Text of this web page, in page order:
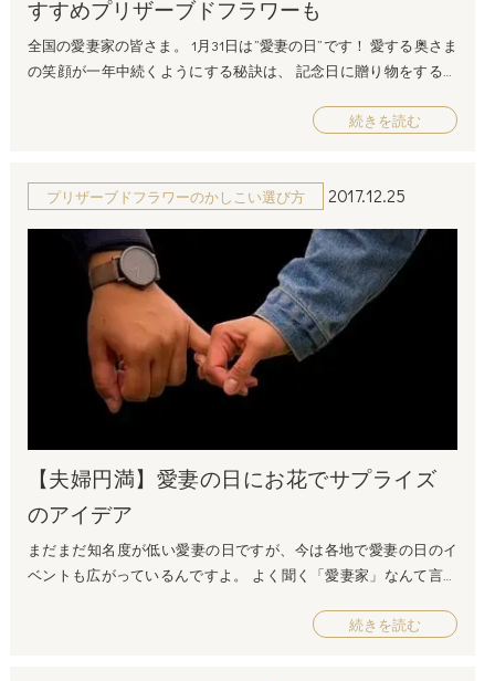
いね♪♪♪
プリザーブドフラワーの品ぞろえが常時２００種類以上！ フルー
kadan.jp/contact/
すすめプリザーブドフラワーも
全国の愛妻家の皆さま。 1月31日は”愛妻の日”です！ 愛する奥さま
の笑顔が一年中続くようにする秘訣は、 記念日に贈り物をするこ
おすすめはお花です。 その理由とお花を渡す際に奥様に喜んでも
喜ぶものを贈りたい。 そこでおすすめなのが”お花”です！ 理由
男性がお花を渡す機会が少ない ③お花は”毎回違うプレゼント”に
なる 理由①”妻”になるとお花をもらう機会が少ない ”妻”になる前
は、お友達との誕生日会でお花をもらったり、 まだ彼氏だった”旦
那さま”にプロポーズでお花をもらったりと たくさんお花をもらう
機会があったかもしれません。 ですが”妻”になるとそんな機会も
減ってしまいます・・・ そのため、なかなかもらえないお花を ”旦
那さま”からもらうのは特別嬉しいことなんです！ 理由②男性が
とても少ないです！ お花屋さんにいくことが恥ずかしいんだろう
な・・・ と女性は気付いています！だからこそ、 男性が自分のた
めにお花を選んでくれたことはとっても嬉しいんです！ 理由③お
花は”毎回違うプレゼント”になる 一括りに”花の贈り物”といって
も、お花の種類は豊富にあります。 「この前は赤いバラだったか
ら、今回はピンクのガーベラにしてみよう！」 など、色やお花の
”毎回違うものをもらっているような気分になる”のです！ いかが
続きを読む
プリザーブドフラワーのかしこい選び方 2017.12.25
【夫婦円満】愛妻の日にお花でサプライズ
のアイデア
まだまだ知名度が低い愛妻の日ですが、今は各地で愛妻の日のイ
ベントも広がっているんですよ。 よく聞く「愛妻家」なんて言う
様が毎日作るお弁当を「愛妻弁当」とも言ったり・・・ お互いが
続きを読む